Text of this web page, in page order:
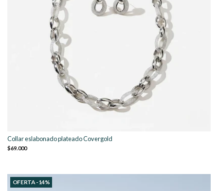
Collar eslabonado plateado Covergold
$69.000
OFERTA -14%